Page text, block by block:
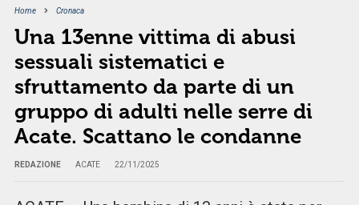
Home Cronaca
Una 13enne vittima di abusi
sessuali sistematici e
sfruttamento da parte di un
gruppo di adulti nelle serre di
Acate. Scattano le condanne
REDAZIONE ACATE 22/11/2025